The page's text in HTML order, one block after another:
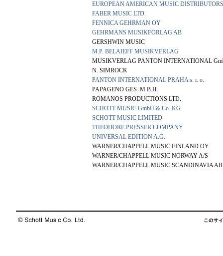
EUROPEAN AMERICAN MUSIC
FABER MUSIC LTD.
FENNICA GEHRMAN OY
GEHRMANS MUSIKFÖRLAG AB
GERSHWIN MUSIC
M.P. BELAIEFF MUSIKVERLAG
MUSIKVERLAG PANTON INTERNATIONAL
N. SIMROCK
PANTON INTERNATIONAL PRAHA s. r. o.
PAPAGENO GES. M.B.H.
ROMANOS PRODUCTIONS LTD.
SCHOTT MUSIC GmbH & Co. KG
SCHOTT MUSIC LIMITED
THEODORE PRESSER COMPANY
UNIVERSAL EDITION A.G.
WARNER/CHAPPELL MUSIC FINLAND OY
WARNER/CHAPPELL MUSIC NORWAY A/S
WARNER/CHAPPELL MUSIC SCANDINAVIA AB